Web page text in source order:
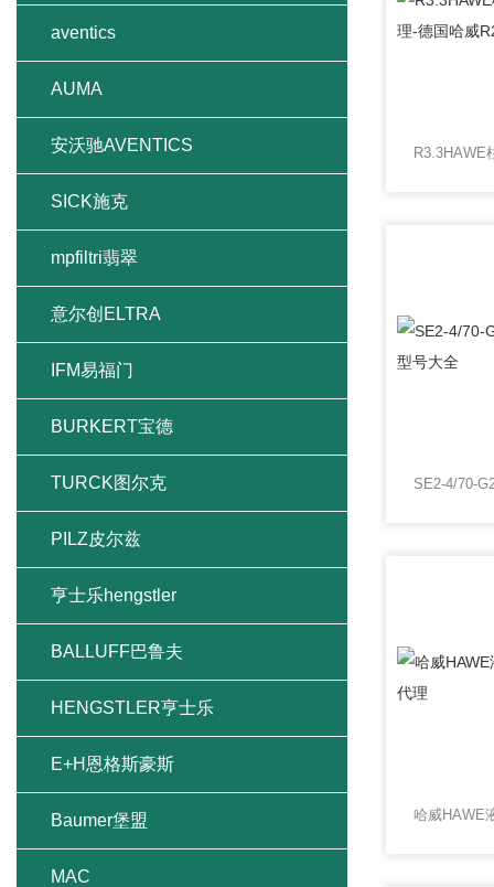
aventics
AUMA
安沃驰AVENTICS
SICK施克
mpfiltri翡翠
意尔创ELTRA
IFM易福门
BURKERT宝德
TURCK图尔克
PILZ皮尔兹
亨士乐hengstler
BALLUFF巴鲁夫
HENGSTLER亨士乐
E+H恩格斯豪斯
Baumer堡盟
MAC